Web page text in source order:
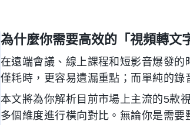
為什麼你需要高效的「視頻轉文
在遠端會議、線上課程和短影音爆發
僅耗時，更容易遺漏重點；而單純的錄
本文將為你解析目前市場上主流的5款
多個維度進行橫向對比。無論你是需